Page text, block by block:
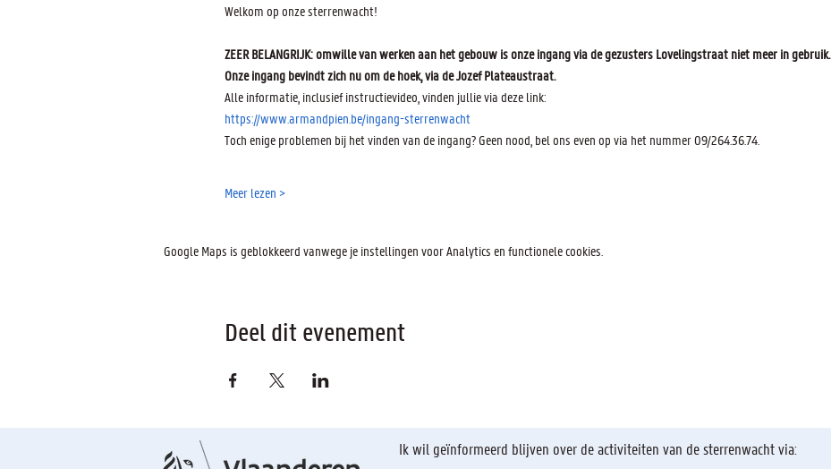
Welkom op onze sterrenwacht!
ZEER BELANGRIJK: omwille van werken aan het gebouw is onze ingang via de gezusters Lovelingstraat niet meer in gebruik.
Onze ingang bevindt zich nu om de hoek, via de Jozef Plateaustraat.
Alle informatie, inclusief instructievideo, vinden jullie via deze link:
https://www.armandpien.be/ingang-sterrenwacht
Toch enige problemen bij het vinden van de ingang? Geen nood, bel ons even op via het nummer 09/264.36.74.
Meer lezen >
Google Maps is geblokkeerd vanwege je instellingen voor Analytics en functionele cookies.
Deel dit evenement
Ik wil geïnformeerd blijven over de activiteiten van de sterrenwacht via: